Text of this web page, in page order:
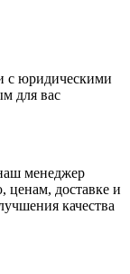
с юридическими
для вас
менеджер
ценам, доставке и
качества